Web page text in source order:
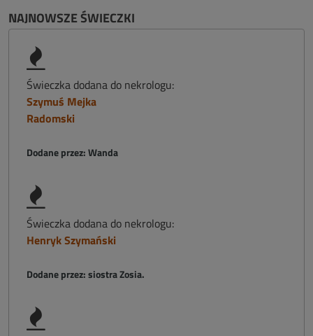
NAJNOWSZE ŚWIECZKI
Świeczka dodana do nekrologu:
Szymuś Mejka
Radomski
Dodane przez: Wanda
Świeczka dodana do nekrologu:
Henryk Szymański
Dodane przez: siostra Zosia.